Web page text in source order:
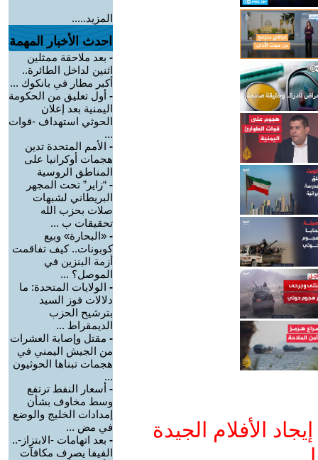
الأفلام الجيدة
المزيد.....
احدث الأخبار المهمة
- بعد ملاحقة ممثلين
اثنين لداخل الطائرة..
أكبر مطار في بانكوك ...
- أول تعليق من الحكومة
اليمنية بعد إعلان
الحوثي استهداف -قوات
...
- الأمم المتحدة تدين
هجمات أوكرانيا على
المناطق الروسية
- “زاير” تحت المجهر
البريطاني لشبهات
صلات بحزب الله
تحقيقات ب ...
- «البحارة» وبيع
كوبونات.. كيف تفاقمت
أزمة البنزين في
الموصل؟ ...
- الولايات المتحدة: ما
دلالات فوز السيد
بترشيح الحزب
الديمقراط ...
- مقتل وإصابة العشرات
من الجيش اليمني في
هجمات تبناها الحوثيون
...
- أسعار النفط ترتفع
وسط مخاوف بشأن
إمدادات الخليج والوضع
في مض ...
- بعد اتهامات -الابتزاز-..
الفيفا يصرف مكافآت